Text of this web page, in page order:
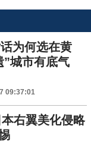
为何选在黄
”城市有底气
09:37:01
右翼美化侵略